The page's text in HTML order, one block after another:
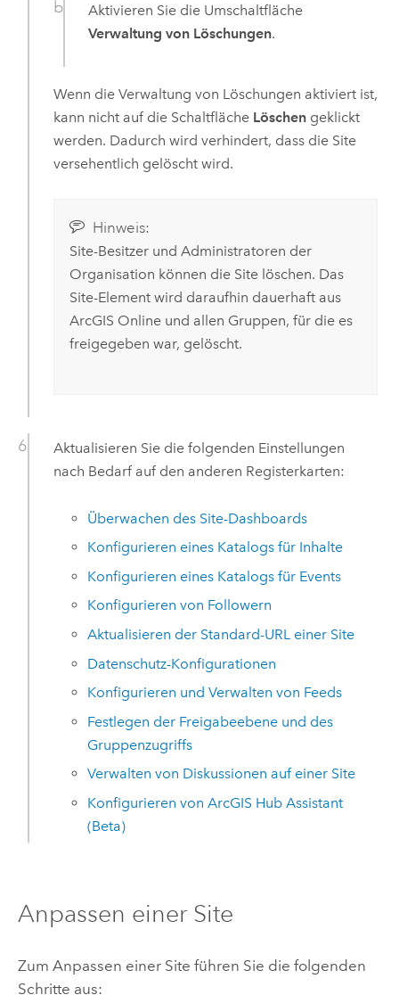
Aktivieren Sie die Umschaltfläche
Verwaltung von Löschungen.
Wenn die Verwaltung von Löschungen aktiviert ist,
kann nicht auf die Schaltfläche Löschengeklickt
werden. Dadurch wird verhindert, dass die Site
versehentlich gelöscht wird.
Hinweis:
Site-Besitzer und Administratoren der
Organisation können die Site löschen. Das
Site-Element wird daraufhin dauerhaft aus
ArcGIS Onlineund allen Gruppen, für die es
freigegeben war, gelöscht.
Aktualisieren Sie die folgenden Einstellungen
nach Bedarf auf den anderen Registerkarten:
Überwachen des Site-Dashboards
Konfigurieren eines Katalogs für Inhalte
Konfigurieren eines Katalogs für Events
Konfigurieren von Followern
Aktualisieren der Standard-URL einer Site
Datenschutz-Konfigurationen
Konfigurieren und Verwalten von Feeds
Festlegen der Freigabeebene und des
Gruppenzugriffs
Verwalten von Diskussionen auf einer Site
Konfigurieren vonArcGIS Hub Assistant
(Beta)
Anpassen einer Site
Zum Anpassen einer Site führen Sie die folgenden
Schritte aus: